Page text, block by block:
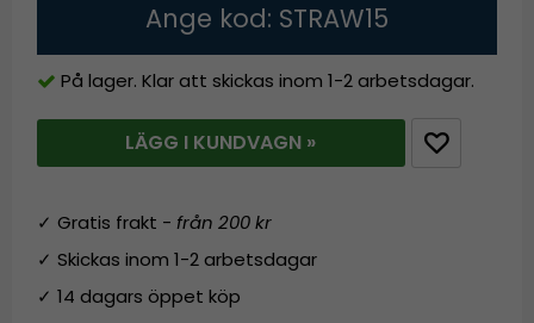
Ange kod: STRAW15
På lager. Klar att skickas inom 1-2 arbetsdagar.
LÄGG I KUNDVAGN »
✓ Gratis frakt -från 200 kr
✓ Skickas inom 1-2 arbetsdagar
✓ 14 dagars öppet köp